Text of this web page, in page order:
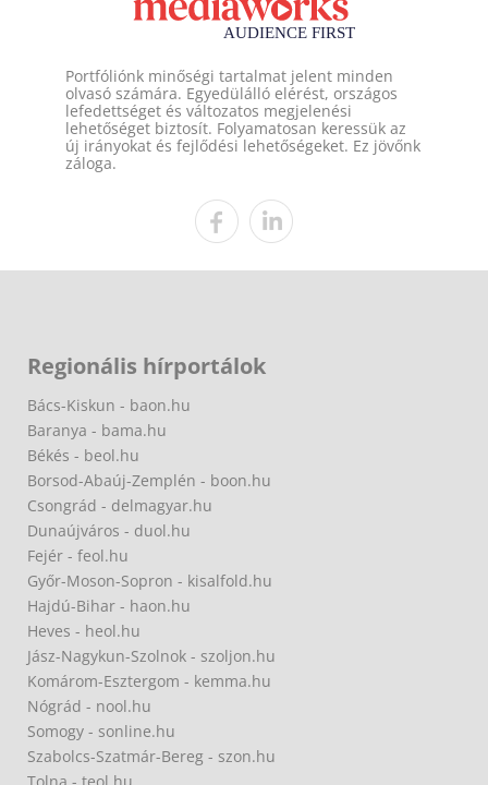
Portfóliónk minőségi tartalmat jelent minden
olvasó számára. Egyedülálló elérést, országos
lefedettséget és változatos megjelenési
lehetőséget biztosít. Folyamatosan keressük az
új irányokat és fejlődési lehetőségeket. Ez jövőnk
záloga.
Regionális hírportálok
Bács-Kiskun - baon.hu
Baranya - bama.hu
Békés - beol.hu
Borsod-Abaúj-Zemplén - boon.hu
Csongrád - delmagyar.hu
Dunaújváros - duol.hu
Fejér - feol.hu
Győr-Moson-Sopron - kisalfold.hu
Hajdú-Bihar - haon.hu
Heves - heol.hu
Jász-Nagykun-Szolnok - szoljon.hu
Komárom-Esztergom - kemma.hu
Nógrád - nool.hu
Somogy - sonline.hu
Szabolcs-Szatmár-Bereg - szon.hu